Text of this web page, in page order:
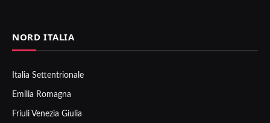
NORD ITALIA
Italia Settentrionale
Emilia Romagna
Friuli Venezia Giulia